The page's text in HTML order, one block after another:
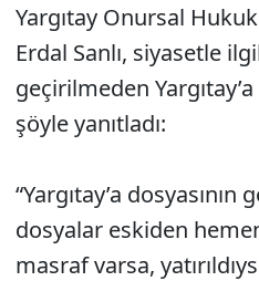
Yargıtay Onursal
Erdal Sanlı, siyasetle
geçirilmeden
şöyle yanıtladı:
“Yargıtay’a
dosyalar eskiden
masraf varsa,